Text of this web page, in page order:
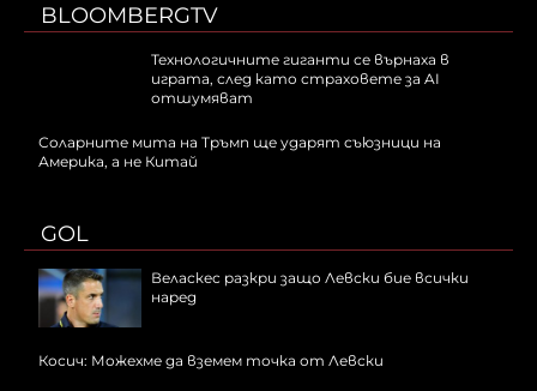
BLOOMBERGTV
Технологичните гиганти се върнаха в
играта, след като страховете за AI
отшумяват
Соларните мита на Тръмп ще ударят съюзници на
Америка, а не Китай
GOL
Веласкес разкри защо Левски бие всички
наред
Косич: Можехме да вземем точка от Левски